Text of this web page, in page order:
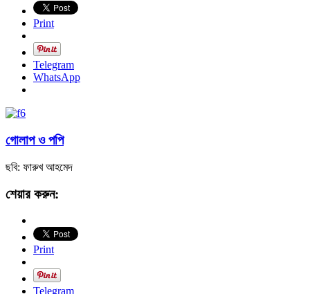
Print
Telegram
WhatsApp
গোলাপ ও পপি
ছবি: ফারুখ আহমেদ
শেয়ার করুন:
Print
Telegram